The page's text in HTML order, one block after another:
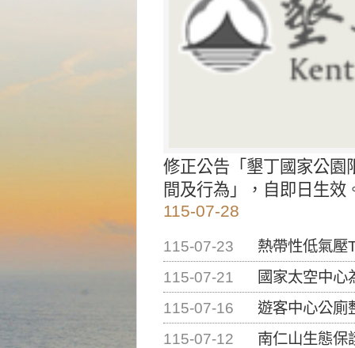
修正公告「墾丁國家公園
間及行為」，自即日生效
115-07-28
115-07-23
熱帶性低氣壓
115-07-21
國家太空中心為辦理
115-07-16
遊客中心公廁
115-07-12
南仁山生態保護區步道已完成